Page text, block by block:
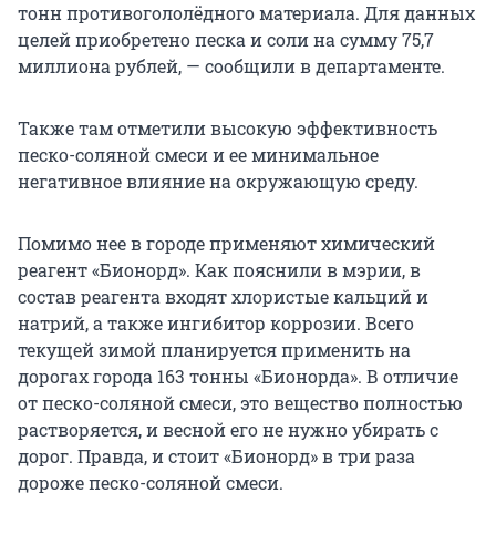
тонн противогололёдного материала. Для данных
целей приобретено песка и соли на сумму 75,7
миллиона рублей, — сообщили в департаменте.
Также там отметили высокую эффективность
песко-соляной смеси и ее минимальное
негативное влияние на окружающую среду.
Помимо нее в городе применяют химический
реагент «Бионорд». Как пояснили в мэрии, в
состав реагента входят хлористые кальций и
натрий, а также ингибитор коррозии. Всего
текущей зимой планируется применить на
дорогах города 163 тонны «Бионорда». В отличие
от песко-соляной смеси, это вещество полностью
растворяется, и весной его не нужно убирать с
дорог. Правда, и стоит «Бионорд» в три раза
дороже песко-соляной смеси.